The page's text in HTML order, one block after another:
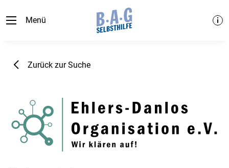
Menü
Zurück zur Suche